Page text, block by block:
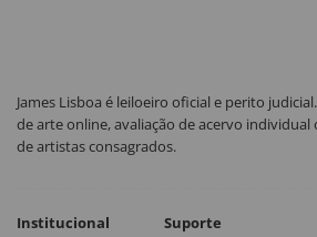
James Lisboa é leiloeiro oficial e perito
de arte online, avaliação de acervo
de artistas consagrados.
Institucional Suporte